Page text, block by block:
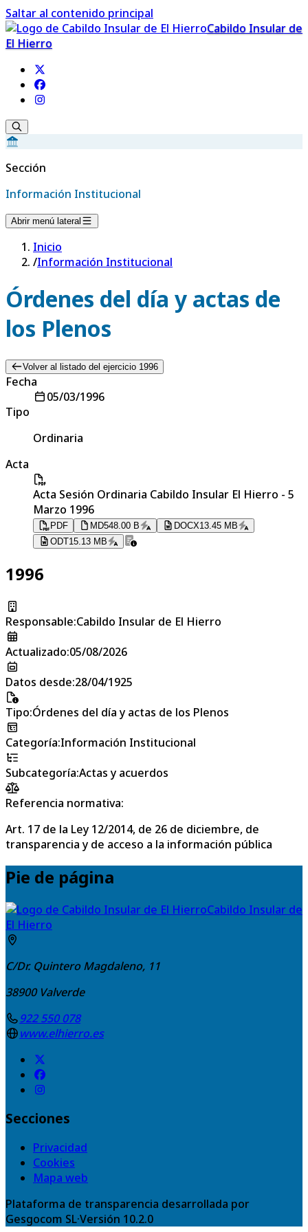
Saltar al contenido principal
Cabildo Insular de
El Hierro
Sección
Información Institucional
Abrir menú lateral
Inicio
/Información Institucional
Órdenes del día y actas de
los Plenos
Volver al listado del ejercicio 1996
Fecha
05/03/1996
Tipo
Ordinaria
Acta
Acta Sesión Ordinaria Cabildo Insular El Hierro - 5
Marzo 1996
PDF MD548.00 B DOCX13.45 MB
ODT15.13 MB
1996
Responsable:Cabildo Insular de El Hierro
Actualizado:05/08/2026
Datos desde:28/04/1925
Tipo:Órdenes del día y actas de los Plenos
Categoría:Información Institucional
Subcategoría:Actas y acuerdos
Referencia normativa:
Art. 17 de la Ley 12/2014, de 26 de diciembre, de
transparencia y de acceso a la información pública
Pie de página
Cabildo Insular de
El Hierro
C/Dr. Quintero Magdaleno, 11
38900 Valverde
922 550 078
www.elhierro.es
Secciones
Privacidad
Cookies
Mapa web
Plataforma de transparencia desarrollada por
Gesgocom SL·Versión 10.2.0